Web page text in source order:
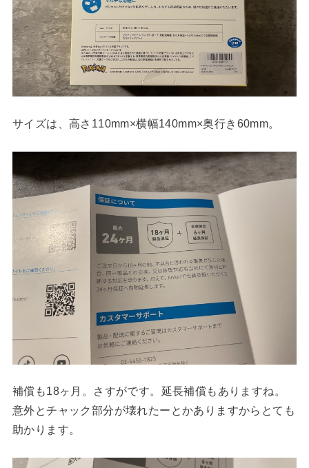
サイズは、高さ110mm×横幅140mm×奥行き60mm。
補償も18ヶ月。さすがです。延長補償もありますね。
意外とチャック部分が壊れたーとかありますからとても
助かります。